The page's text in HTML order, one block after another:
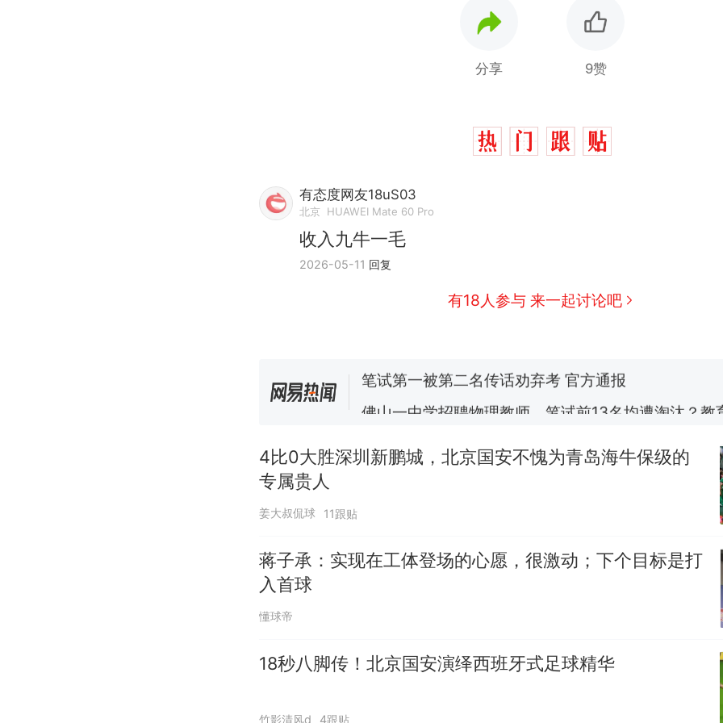
分享 9赞
有态度网友18uS03
北京 HUAWEI Mate 60 Pro
收入九牛一毛
2026-05-11 回复
有18人参与 来一起讨论吧
热 那个在床头放菜刀的女孩，因老师一句“跟我回家”
费大厨“全国小炒肉大王”称号，仅凭视频评出？中
应
美国渔民钓获鲨鱼徒手将其拽回大海 目击者直呼震惊
佛山一中学招聘物理教师，笔试前13名均遭淘汰？教
招聘，成立调查组全面核查
那个在床头放菜刀的女孩，因老师一句“跟我回家
4比0大胜深圳新鹏城，北京国安不愧为青岛海牛保级的
专属贵人
姜大叔侃球 11跟贴
蒋子承：实现在工体登场的心愿，很激动；下个目标是打
入首球
懂球帝
18秒八脚传！北京国安演绎西班牙式足球精华
竹影清风d 4跟贴